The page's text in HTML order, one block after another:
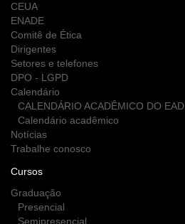
CEUA
ENADE
Comitê de Ética
Dirigentes
Setores e telefones
DPO - LGPD
Calendário
CALENDÁRIO ACADÊMICO DO EAD
Calendário acadêmico
Notícias
Trabalhe conosco
Cursos
Graduação
Presencial
Semipresencial